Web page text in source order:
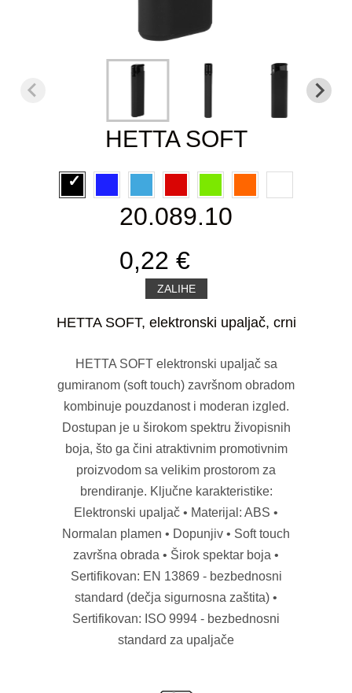
HETTA SOFT
20.089.10
0,22 €
ZALIHE
HETTA SOFT, elektronski upaljač, crni
HETTA SOFT elektronski upaljač sa
gumiranom (soft touch) završnom obradom
kombinuje pouzdanost i moderan izgled.
Dostupan je u širokom spektru živopisnih
boja, što ga čini atraktivnim promotivnim
proizvodom sa velikim prostorom za
brendiranje. Ključne karakteristike:
Elektronski upaljač • Materijal: ABS •
Normalan plamen • Dopunjiv • Soft touch
završna obrada • Širok spektar boja •
Sertifikovan: EN 13869 - bezbednosni
standard (dečja sigurnosna zaštita) •
Sertifikovan: ISO 9994 - bezbednosni
standard za upaljače